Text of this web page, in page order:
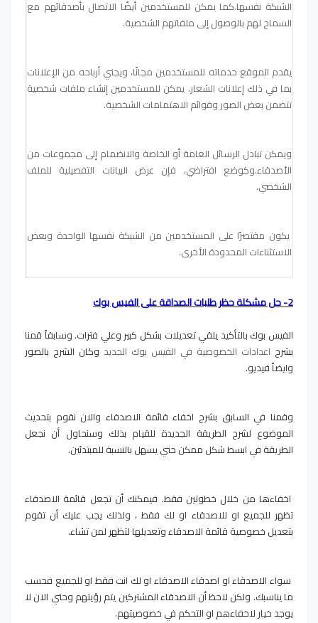
الشبكة نفسها.كما يمكن للمستخدمين أيضًا الاتصال بأصدقائهم مع
السماح لهم بالوصول إلى ملفاتهم الشخصية.
يقدم الموقع خدماته للمستخدمين مجانًا، ويجني أرباحه من الإعلانات
بما في ذلك إعلانات الشعار. يمكن للمستخدمين إنشاء ملفات شخصية
تتضمن بعض الصور وقوائم الاهتمامات الشخصية.
ويمكن تبادل الرسائل العامة أو الخاصة والانضمام إلى مجموعات من
الأصدقاء.وكوضع افتراضي، فإن عرض البيانات التفصيلية للملف
الشخصي.
يكون مقتصرًا على المستخدمين من الشبكة نفسها الواحدة وبعض
الاستثناءات المحدودة الأخرى.
2- حل مشكلة حظر طلبات الصداقة على الفيس بوك
الفيس بوك بالتأكيد يلقي تعديلات بشكل كبير وعلي فترات. وسابقاً قمنا
بشرح اعدادات الخصوصية في الفيس بوك الجديد وكان الشرح بالصور
وايضاً فيديو.
وقمنا في السابق بشرح اخفاء قائمة الاصدقاء والان نقوم بتحديث
الموضوع لشرح الطريقة الجديدة للقيام بذلك وسنحاول أن نجعل
الطريقة في ابسط شكل ممكن حتي يسهل بالنسبة للمبتدئين.
اخفاءها من خلال خطوتين فقط. فيمكنك أن تجعل قائمة الاصدقاء
تظهر للجميع او للاصدقاء او لك فقط ، ولذلك يجب عليك أن تقوم
بتعديل خصوصية قائمة الاصدقاء وتعديلها لتظهر لمن تشاء.
سواء الاصدقاء او اصدقاء الاصدقاء او لك انت فقط او للجميع فحسب
ما يناسبك. ولكن لاحظ أن الاصدقاء المشتركين يتم رؤيتهم وحتي الان لا
يوجد خيار لاخفاءهم او التحكم في خصوصيتهم.